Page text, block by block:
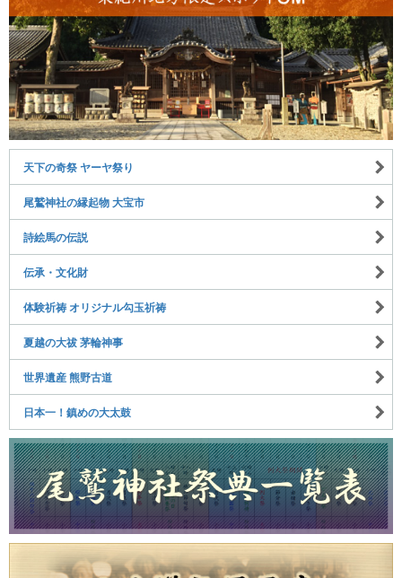
天下の奇祭 ヤーヤ祭り
尾鷲神社の縁起物 大宝市
詩絵馬の伝説
伝承・文化財
体験祈祷 オリジナル勾玉祈祷
夏越の大祓 茅輪神事
世界遺産 熊野古道
日本一！鎮めの大太鼓